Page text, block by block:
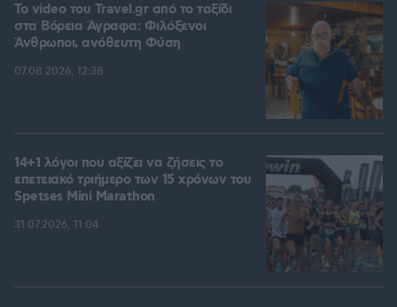
To video του Travel.gr από το ταξίδι
στα Βόρεια Άγραφα: Φιλόξενοι
Άνθρωποι, ανόθευτη Φύση
07.08.2026, 12:38
14+1 λόγοι που αξίζει να ζήσεις το
επετειακό τριήμερο των 15 χρόνων του
Spetses Mini Marathon
31.07.2026, 11:04